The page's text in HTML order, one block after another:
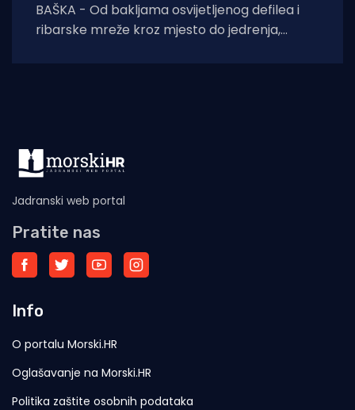
BAŠKA - Od bakljama osvijetljenog defilea i
ribarske mreže kroz mjesto do jedrenja,
Jadranski web portal
Pratite nas
Info
O portalu Morski.HR
Oglašavanje na Morski.HR
Politika zaštite osobnih podataka